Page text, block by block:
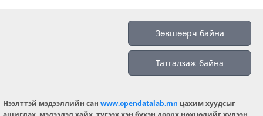
info@opendatalab.mn
Зөвшөөрч байна
Татгалзаж байна
Нээлттэй мэдээллийн сан www.opendatalab.mn цахим хуудсыг